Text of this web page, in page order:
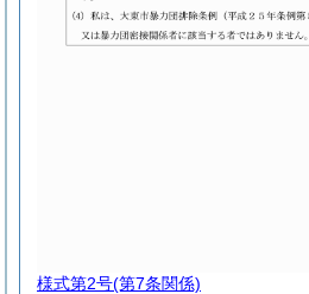
様式第2号(第7条関係)